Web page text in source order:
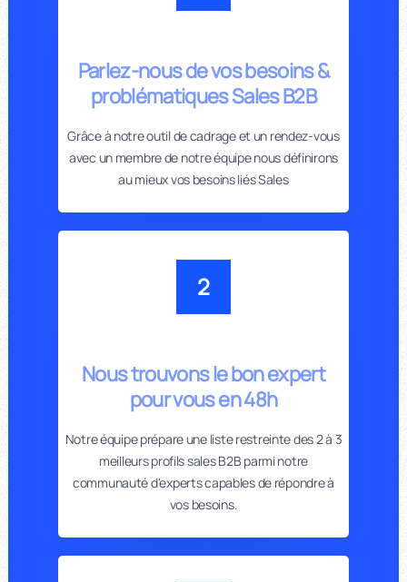
Parlez-nous de vos besoins &
problématiques Sales B2B
Grâce à notre outil de cadrage et un rendez-vous
avec un membre de notre équipe nous définirons
au mieux vos besoins liés Sales
2
Nous trouvons le bon expert
pour vous en 48h
Notre équipe prépare une liste restreinte des 2 à 3
meilleurs profils sales B2B parmi notre
communauté d'experts capables de répondre à
vos besoins.